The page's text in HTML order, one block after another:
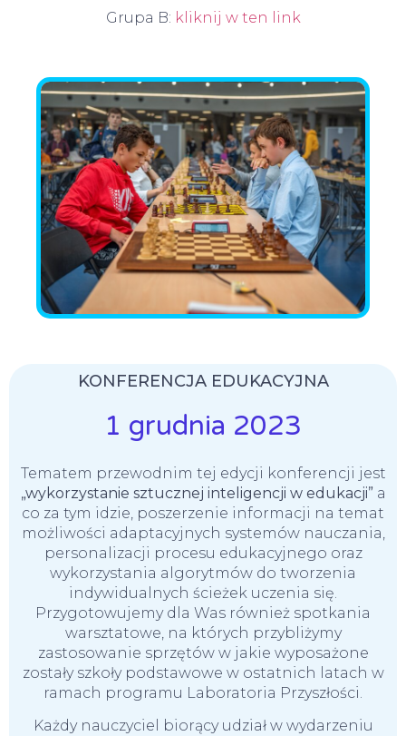
Grupa B: kliknij w ten link
KONFERENCJA EDUKACYJNA
1 grudnia 2023
Tematem przewodnim tej edycji konferencji jest
„wykorzystanie sztucznej inteligencji w edukacji” a
co za tym idzie, poszerzenie informacji na temat
możliwości adaptacyjnych systemów nauczania,
personalizacji procesu edukacyjnego oraz
wykorzystania algorytmów do tworzenia
indywidualnych ścieżek uczenia się.
Przygotowujemy dla Was również spotkania
warsztatowe, na których przybliżymy
zastosowanie sprzętów w jakie wyposażone
zostały szkoły podstawowe w ostatnich latach w
ramach programu Laboratoria Przyszłości.
Każdy nauczyciel biorący udział w wydarzeniu